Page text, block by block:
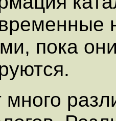
пока